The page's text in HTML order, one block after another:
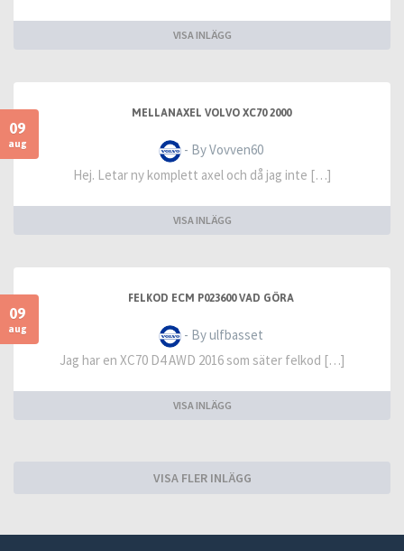
VISA INLÄGG
09
aug
MELLANAXEL VOLVO XC70 2000
- By Vovven60
Hej. Letar ny komplett axel och då jag inte […]
VISA INLÄGG
09
aug
FELKOD ECM P023600 VAD GÖRA
- By ulfbasset
Jag har en XC70 D4 AWD 2016 som säter felkod […]
VISA INLÄGG
VISA FLER INLÄGG